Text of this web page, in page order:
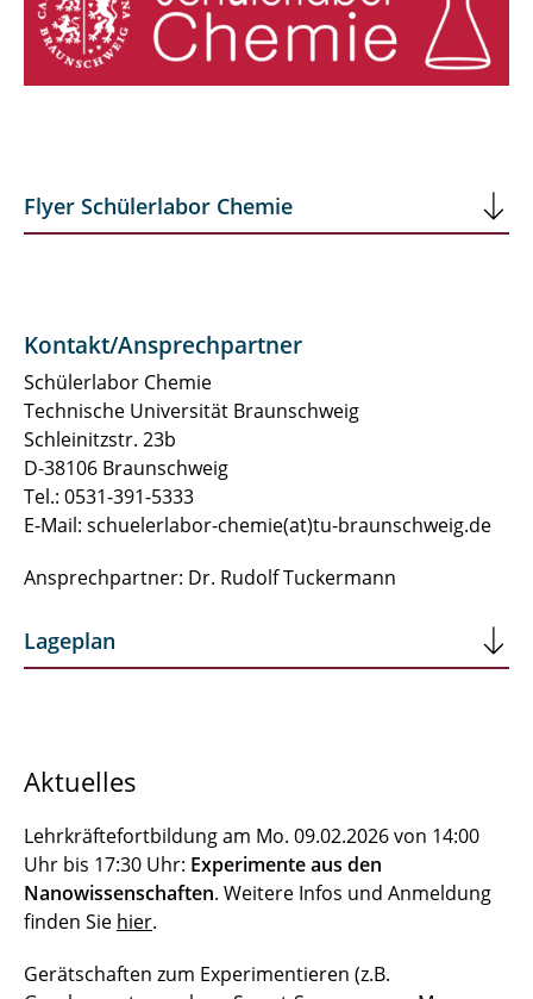
Flyer Schülerlabor Chemie
Kontakt/Ansprechpartner
Schülerlabor Chemie
Technische Universität Braunschweig
Schleinitzstr. 23b
D-38106 Braunschweig
Tel.: 0531-391-5333
E-Mail: schuelerlabor-chemie(at)tu-braunschweig.de
Ansprechpartner: Dr. Rudolf Tuckermann
Lageplan
Aktuelles
Lehrkräftefortbildung am Mo. 09.02.2026 von 14:00
Uhr bis 17:30 Uhr: Experimente aus den
Nanowissenschaften. Weitere Infos und Anmeldung
finden Sie hier.
Gerätschaften zum Experimentieren (z.B.